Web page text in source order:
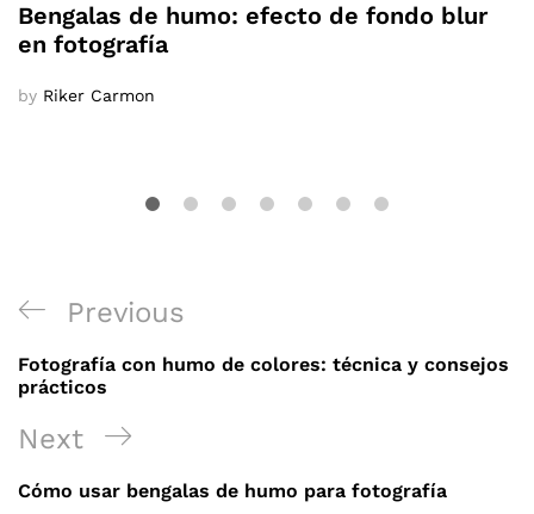
Bengalas de humo: efecto de fondo blur
en fotografía
by Riker Carmon
Navegación
de
entradas
Previous
Post
Previous
Fotografía con humo de colores: técnica y consejos
prácticos
Next
Post
Next
Cómo usar bengalas de humo para fotografía